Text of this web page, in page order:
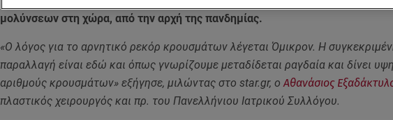
μολύνσεων στη χώρα, από την αρχή της πανδημίας.
«Ο λόγος για το αρνητικό ρεκόρ κρουσμάτων λέγεται Όμικρον. Η
παραλλαγή είναι εδώ και όπως γνωρίζουμε μεταδίδεται ραγδαία και δίνει
αριθμούς κρουσμάτων» εξήγησε, μιλώντας στο star.gr, οΑθανάσιος
πλαστικός χειρουργός και πρ. του Πανελλήνιου Ιατρικού Συλλόγου.